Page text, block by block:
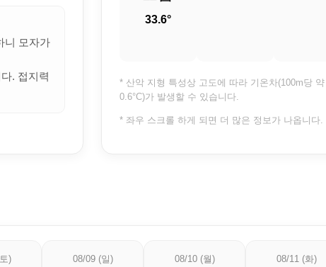
니 모자가
. 접지력
33.6°
* 산악 지형 특성상 고도에 따라 기온차(100m당 약
0.6°C)가 발생할 수 있습니다.
* 좌우 스크롤 하게 되면 더 많은 정보가 나옵니다.
) 08/09 (일) 08/10 (월) 08/11 (화)